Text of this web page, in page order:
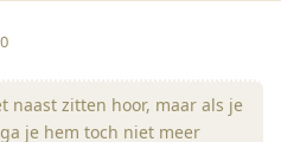
naast zitten hoor, maar als je
je hem toch niet meer